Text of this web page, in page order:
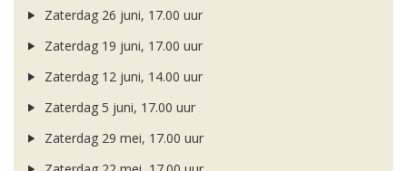
Zaterdag 26 juni, 17.00 uur
Zaterdag 19 juni, 17.00 uur
Zaterdag 12 juni, 14.00 uur
Zaterdag 5 juni, 17.00 uur
Zaterdag 29 mei, 17.00 uur